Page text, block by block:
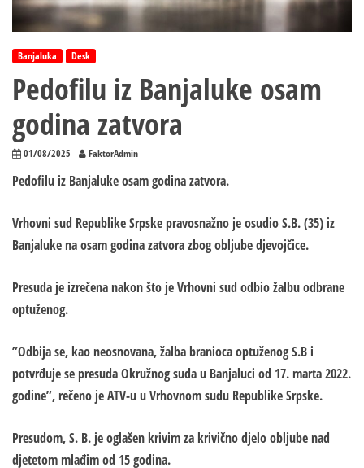
Banjaluka Desk
Pedofilu iz Banjaluke osam
godina zatvora
01/08/2025 FaktorAdmin
Pedofilu iz Banjaluke osam godina zatvora.
Vrhovni sud Republike Srpske pravosnažno je osudio S.B. (35) iz
Banjaluke na osam godina zatvora zbog obljube djevojčice.
Presuda je izrečena nakon što je Vrhovni sud odbio žalbu odbrane
optuženog.
”Odbija se, kao neosnovana, žalba branioca optuženog S.B i
potvrđuje se presuda Okružnog suda u Banjaluci od 17. marta 2022.
godine”, rečeno je ATV-u u Vrhovnom sudu Republike Srpske.
Presudom, S. B. je oglašen krivim za krivično djelo obljube nad
djetetom mlađim od 15 godina.